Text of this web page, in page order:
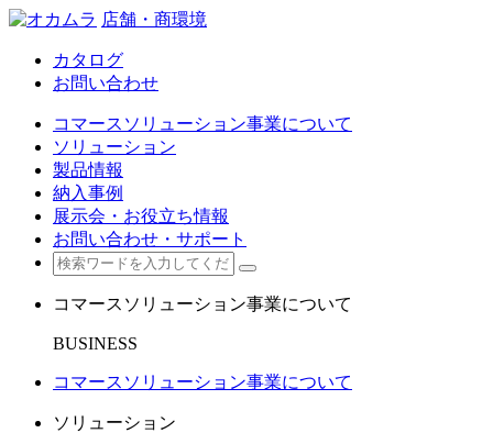
店舗・商環境
カタログ
お問い合わせ
コマースソリューション事業について
ソリューション
製品情報
納入事例
展示会・お役立ち情報
お問い合わせ・サポート
コマースソリューション事業について
BUSINESS
コマースソリューション事業について
ソリューション